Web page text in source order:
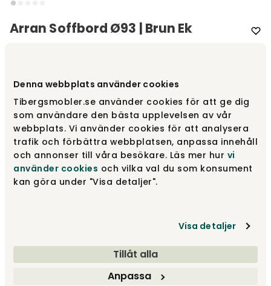
Denna webbplats använder cookies
Tibergsmobler.se använder cookies för att ge dig
som användare den bästa upplevelsen av vår
webbplats. Vi använder cookies för att analysera
trafik och förbättra webbplatsen, anpassa innehåll
och annonser till våra besökare. Läs mer hur vi
använder cookies och vilka val du som konsument
kan göra under "Visa detaljer".
Visa detaljer
Tillåt alla
Anpassa
Arran Soffbord Ø93 | Brun Ek
Välj utförandeBrun ek
Brun ek
Fåtal i lager
Vitpigmenterad ek 4 995 kr
Lägg i varukorg